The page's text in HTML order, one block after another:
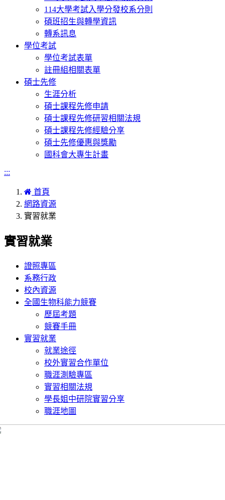
114大學考試入學分發校系分則
碩班招生與轉學資訊
轉系訊息
學位考試
學位考試表單
註冊組相關表單
碩士先修
生涯分析
碩士課程先修申請
碩士課程先修研習相關法規
碩士課程先修經驗分享
碩士先修優惠與獎勵
國科會大專生計畫
:::
首頁
網路資源
實習就業
實習就業
證照專區
系務行政
校內資源
全國生物科能力競賽
歷屆考題
競賽手冊
實習就業
就業途徑
校外實習合作單位
職涯測驗專區
實習相關法規
學長姐中研院實習分享
職涯地圖